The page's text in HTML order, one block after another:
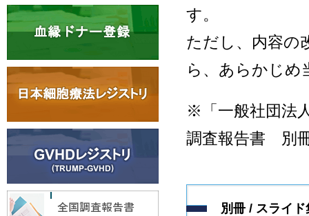
す。
ただし、内容の
ら、あらかじめ
※「一般社団法
調査報告書 別
別冊 / スライド